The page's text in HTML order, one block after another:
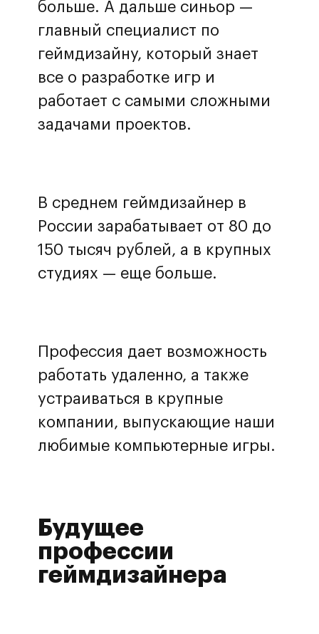
больше. А дальше синьор —
главный специалист по
геймдизайну, который знает
все о разработке игр и
работает с самыми сложными
задачами проектов.
В среднем геймдизайнер в
России зарабатывает от 80 до
150 тысяч рублей, а в крупных
студиях — еще больше.
Профессия дает возможность
работать удаленно, а также
устраиваться в крупные
компании, выпускающие наши
любимые компьютерные игры.
Будущее
профессии
геймдизайнера